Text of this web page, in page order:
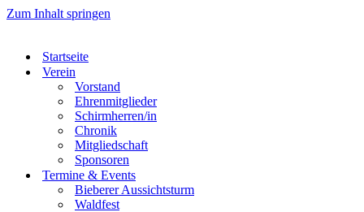
Zum Inhalt springen
Startseite
Verein
Vorstand
Ehrenmitglieder
Schirmherren/in
Chronik
Mitgliedschaft
Sponsoren
Termine & Events
Bieberer Aussichtsturm
Waldfest